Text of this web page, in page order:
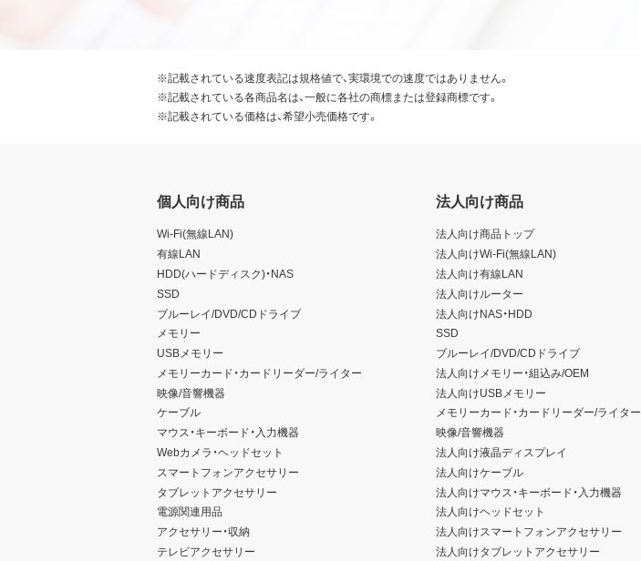
※記載されている速度表記は規格値で、実環境での速度ではありません。
※記載されている各商品名は、一般に各社の商標または登録商標です。
※記載されている価格は、希望小売価格です。
個人向け商品
Wi-Fi(無線LAN)
有線LAN
HDD(ハードディスク)・NAS
SSD
ブルーレイ/DVD/CDドライブ
メモリー
USBメモリー
メモリーカード・カードリーダー/ライター
映像/音響機器
ケーブル
マウス・キーボード・入力機器
Webカメラ・ヘッドセット
スマートフォンアクセサリー
タブレットアクセサリー
電源関連用品
アクセサリー・収納
テレビアクセサリー
法人向け商品
法人向け商品トップ
法人向けWi-Fi(無線LAN)
法人向け有線LAN
法人向けルーター
法人向けNAS・HDD
SSD
ブルーレイ/DVD/CDドライブ
法人向けメモリー・組込み/OEM
法人向けUSBメモリー
メモリーカード・カードリーダー/ライター
映像/音響機器
法人向け液晶ディスプレイ
法人向けケーブル
法人向けマウス・キーボード・入力機器
法人向けヘッドセット
法人向けスマートフォンアクセサリー
法人向けタブレットアクセサリー